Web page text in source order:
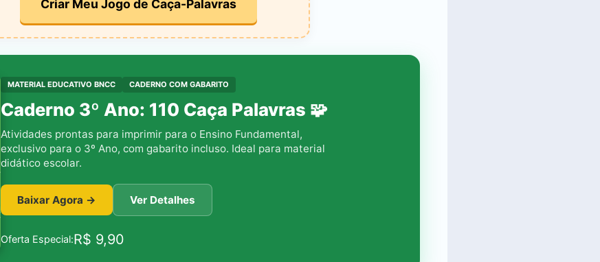
Criar Meu Jogo de Caça-Palavras
MATERIAL EDUCATIVO BNCC CADERNO COM GABARITO
Caderno 3º Ano: 110 Caça Palavras 🧩
Atividades prontas para imprimir para o Ensino Fundamental,
exclusivo para o 3º Ano, com gabarito incluso. Ideal para material
didático escolar.
Baixar Agora → Ver Detalhes
Oferta Especial:R$ 9,90